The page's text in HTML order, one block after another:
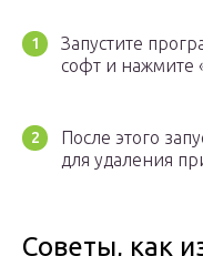
Запустите
софт и нажмите
После этого
для удаления
Советы, как